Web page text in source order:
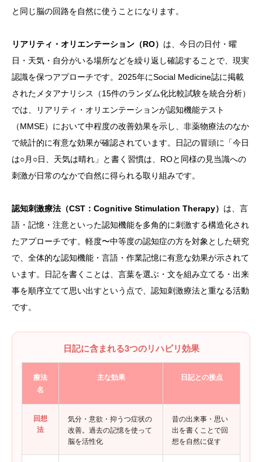
と同じ脳の回路を自然に使うことになります。
リアリティ・オリエンテーション（RO） は、今日の日付・曜
日・天気・自分がいる場所などを繰り返し確認することで、現実
認識を保つアプローチです。2025年にSocial Medicine誌に掲載
されたメタアナリシス（15件のランダム化比較試験を統合分析）
では、リアリティ・オリエンテーションが認知機能テスト
（MMSE）において中程度の改善効果を示し、非薬物療法のなか
で統計的に有意な効果が確認されています。日記の冒頭に「今日
は○月○日、天気は晴れ」と書く習慣は、ROと同様の見当識への
刺激が日常のなかで自然に得られる取り組みです。
認知刺激療法（CST：Cognitive Stimulation Therapy） は、言
語・記憶・注意といった認知機能を多角的に刺激する構造化され
たアプローチです。軽度〜中等度の認知症の方を対象とした研究
で、全体的な認知機能・言語・作業記憶に有意な効果が示されて
います。日記を書くことは、言葉を選ぶ・文を組み立てる・出来
事を順序立てて思い出すという点で、認知刺激療法と重なる活動
です。
日記に含まれる3つのリハビリ効果
療法
名
主な効果 日記との接点
回想
法
気分・意欲・抑うつ症状の
改善。過去の記憶を使って
脳を活性化
昔の出来事・思い
出を書くことで回
想を自然に促す